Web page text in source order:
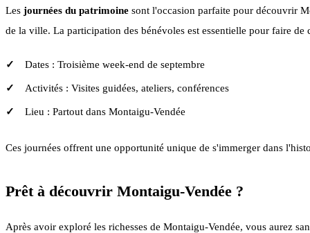
Les journées du patrimoine sont l'occasion parfaite pour découvrir
de la ville. La participation des bénévoles est essentielle pour faire
Dates : Troisième week-end de septembre
Activités : Visites guidées, ateliers, conférences
Lieu : Partout dans Montaigu-Vendée
Ces journées offrent une opportunité unique de s'immerger dans
Prêt à découvrir Montaigu-Vendée ?
Après avoir exploré les richesses de Montaigu-Vendée, vous aurez